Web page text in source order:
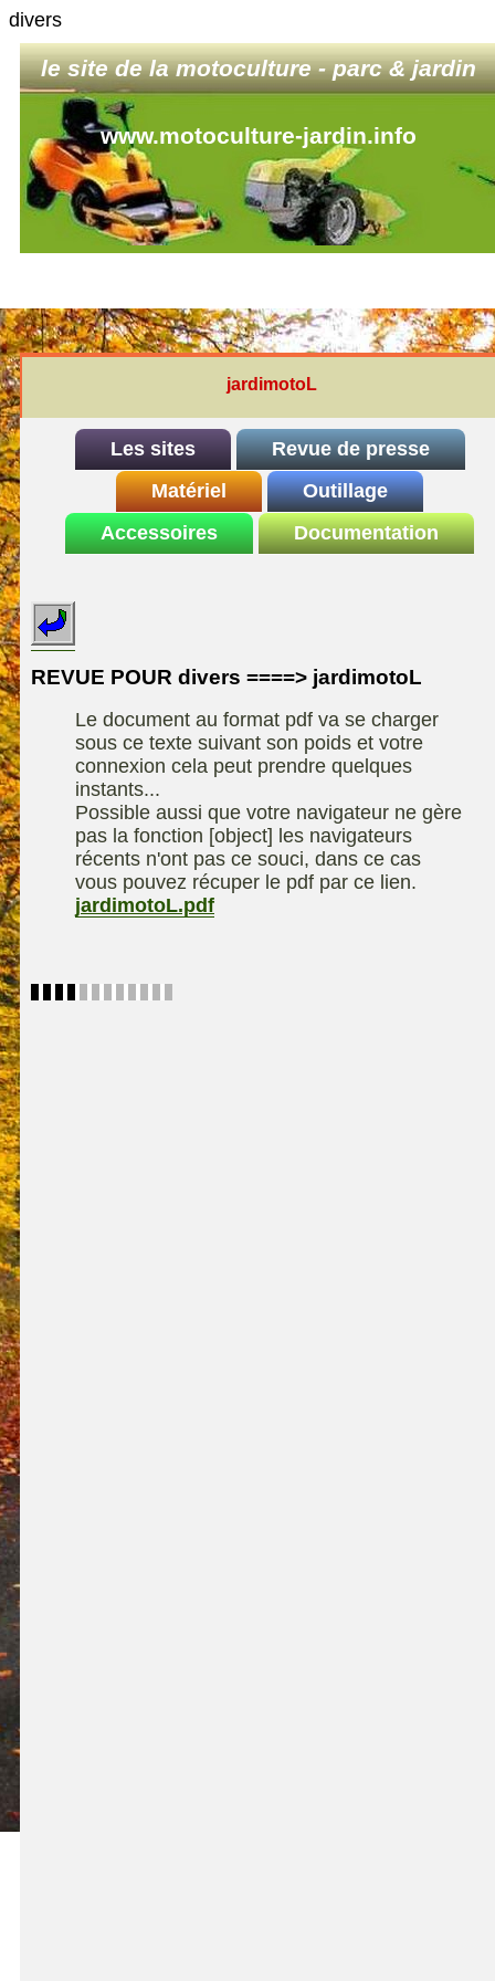
divers
le site de la motoculture - parc & jardin
www.motoculture-jardin.info
jardimotoL
Les sites
INDEX
Le site de la
motoculture
l'auteur /
contact
Revue de presse
REDEXIM-et-Eliet
ELIET
Motobineuse ou
Technique de
compostage
Matériel
autoportee
SARP
Robomow
UXON scie à
chevalet
Remorque
Outillage
Affuteuse
Accessoires
Documentation
REVUE POUR divers ====> jardimotoL
Le document au format pdf va se charger
sous ce texte suivant son poids et votre
connexion cela peut prendre quelques
instants...
Possible aussi que votre navigateur ne gère
pas la fonction [object] les navigateurs
récents n'ont pas ce souci, dans ce cas
vous pouvez récuper le pdf par ce lien.
jardimotoL.pdf